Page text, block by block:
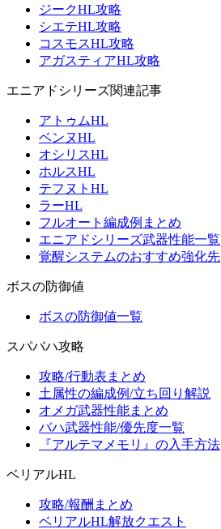
ジークHL攻略
シエテHL攻略
コスモスHL攻略
アガスティアHL攻略
エニアドシリーズ関連記事
アトゥムHL
ベンヌHL
オシリスHL
ホルスHL
テフヌトHL
ラーHL
フルオート編成例まとめ
エニアドシリーズ武器性能一覧
覚醒システムのおすすめ強化先
ボスの防御値
ボスの防御値一覧
スパバハ攻略
攻略/行動表まとめ
土属性の編成例/立ち回り解説
オメガ武器性能まとめ
バハ武器性能/優先度一覧
『アルテマメモリ』の入手方法
ベリアルHL
攻略/報酬まとめ
ベリアルHL解放クエスト